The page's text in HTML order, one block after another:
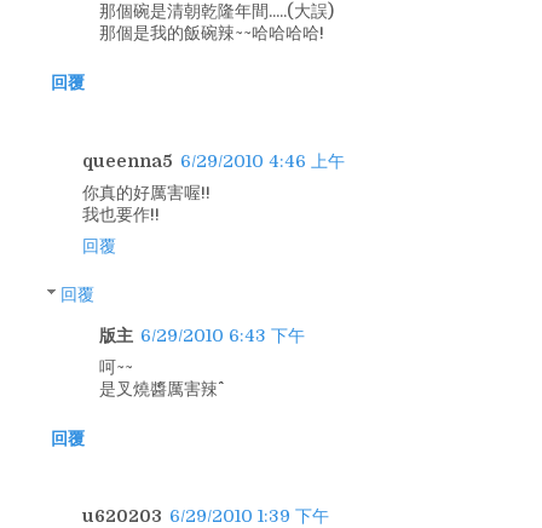
那個碗是清朝乾隆年間.....(大誤)
那個是我的飯碗辣~~哈哈哈哈!
回覆
queenna5 6/29/2010 4:46 上午
你真的好厲害喔!!
我也要作!!
回覆
回覆
版主 6/29/2010 6:43 下午
呵~~
是叉燒醬厲害辣^^
回覆
u620203 6/29/2010 1:39 下午